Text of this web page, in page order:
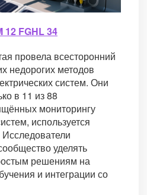
12 FGHL 34
провела всесторонний
недорогих методов
систем. Они
в 11 из 88
мониторингу
используется
уделять
решениям на
и интеграции со